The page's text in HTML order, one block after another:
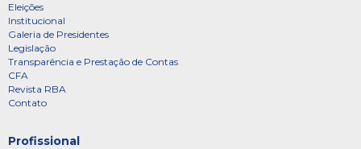
Eleições
Institucional
Galeria de Presidentes
Legislação
Transparência e Prestação de Contas
CFA
Revista RBA
Contato
Profissional